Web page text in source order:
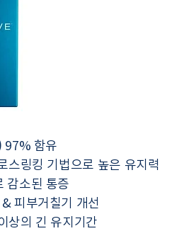
97% 함유
스링킹 기법으로 높은 유지력
감소된 통증
피부거칠기 개선
상의 긴 유지기간